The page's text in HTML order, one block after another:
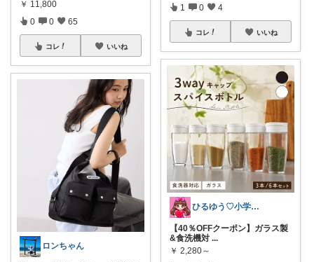
￥ 11,800
0 0 65
コレ いいね
ロンちゃん
1 0 4
コレ いいね
ひるゆう♡小学生2児ママ
【40％OFFクーポン】ガラス製
&食洗機対 ...
￥ 2,280～